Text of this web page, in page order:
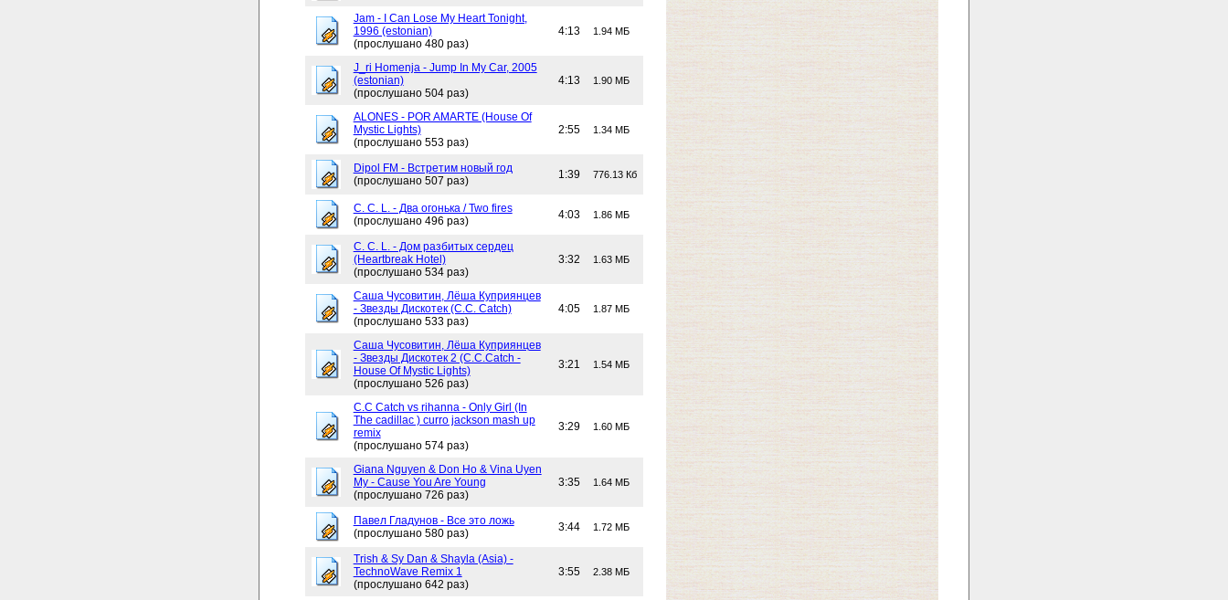
Jam - I Can Lose My Heart Tonight,
1996 (estonian)
(прослушано 480 раз)
4:13 1.94 МБ
J_ri Homenja - Jump In My Car, 2005
(estonian)
(прослушано 504 раз)
4:13 1.90 МБ
ALONES - POR AMARTE (House Of
Mystic Lights)
(прослушано 553 раз)
2:55 1.34 МБ
Dipol FM - Встретим новый год
(прослушано 507 раз)
1:39 776.13 Кб
C. C. L. - Два огонька / Two fires
(прослушано 496 раз)
4:03 1.86 МБ
C. C. L. - Дом разбитых сердец
(Heartbreak Hotel)
(прослушано 534 раз)
3:32 1.63 МБ
Саша Чусовитин, Лёша Куприянцев
- Звезды Дискотек (C.C. Catch)
(прослушано 533 раз)
4:05 1.87 МБ
Саша Чусовитин, Лёша Куприянцев
- Звезды Дискотек 2 (C.C.Catch -
House Of Mystic Lights)
(прослушано 526 раз)
3:21 1.54 МБ
C.C Catch vs rihanna - Only Girl (In
The cadillac ) curro jackson mash up
remix
(прослушано 574 раз)
3:29 1.60 МБ
Giana Nguyen & Don Ho & Vina Uyen
My - Cause You Are Young
(прослушано 726 раз)
3:35 1.64 МБ
Павел Гладунов - Все это ложь
(прослушано 580 раз)
3:44 1.72 МБ
Trish & Sy Dan & Shayla (Asia) -
TechnoWave Remix 1
(прослушано 642 раз)
3:55 2.38 МБ